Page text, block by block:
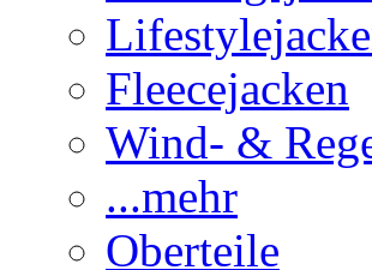
Fleecejacken
Wind- &
...mehr
Oberteile